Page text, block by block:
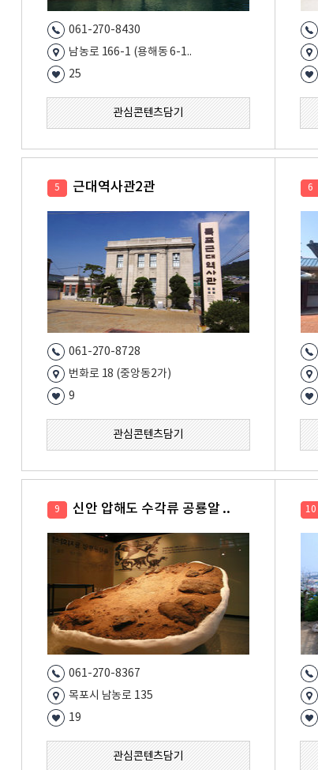
061-270-8430
남농로 166-1 (용해동 6-1..
25
관심콘텐츠담기
5 근대역사관2관
061-270-8728
번화로 18 (중앙동2가)
9
관심콘텐츠담기
6
9 신안 압해도 수각류 공룡알 ..
061-270-8367
목포시 남농로 135
19
관심콘텐츠담기
10